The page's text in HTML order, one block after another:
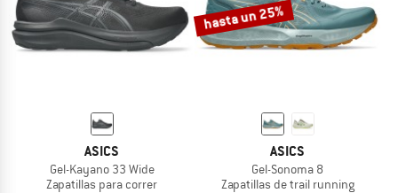
ASICS
Gel-Kayano 33 Wide
Zapatillas para correr
hasta un 25%
ASICS
Gel-Sonoma 8
Zapatillas de trail running